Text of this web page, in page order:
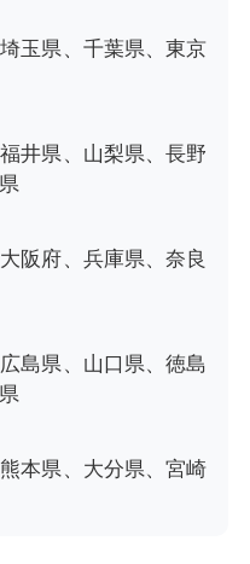
玉県、千葉県、東京
井県、山梨県、長野
阪府、兵庫県、奈良
島県、山口県、徳島
本県、大分県、宮崎